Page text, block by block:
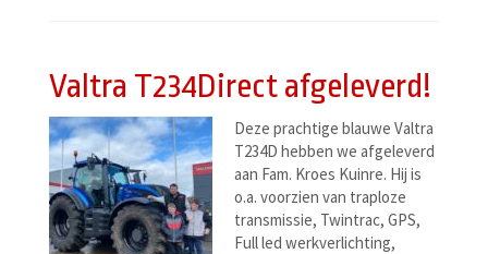
Valtra T234Direct afgeleverd!
Deze prachtige blauwe Valtra
T234D hebben we afgeleverd
aan Fam. Kroes Kuinre. Hij is
o.a. voorzien van traploze
transmissie, Twintrac, GPS,
Full led werkverlichting,